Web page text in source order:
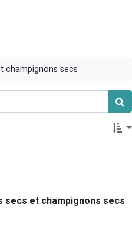
champignons secs
secs et champignons secs